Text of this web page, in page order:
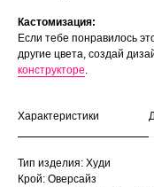
Кастомизация:
Если тебе понравилось
другие цвета, создай
конструкторе
Характеристики
Тип изделия: Худи
Крой: Оверсайз